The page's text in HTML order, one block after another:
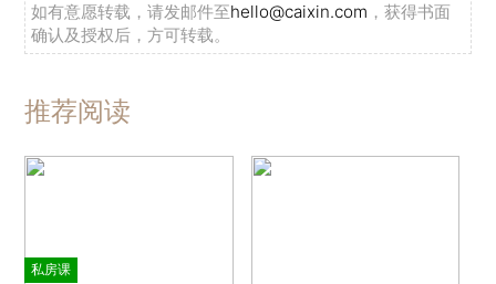
如有意愿转载，请发邮件至hello@caixin.com ，获得书面
确认及授权后，方可转载。
推荐阅读
私房课